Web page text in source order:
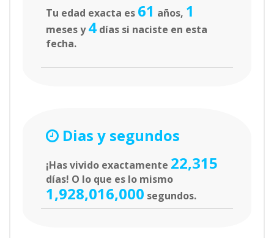
Tu edad exacta es 61 años, 1
meses y4 días si naciste en esta
fecha.
Dias y segundos
¡Has vivido exactamente 22,315
días! O lo que es lo mismo
1,928,016,000 segundos.